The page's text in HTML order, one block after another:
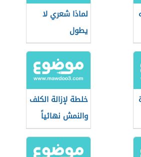
لماذا شعري لا
يطول
خلطة لإزالة الكلف
والنمش نهائياً